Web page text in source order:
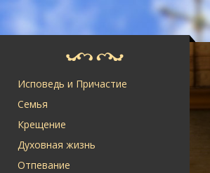
Исповедь и Причастие
Семья
Крещение
Духовная жизнь
Отпевание